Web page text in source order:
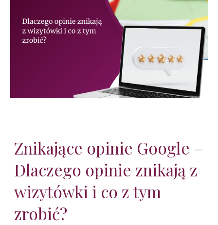
Znikające opinie Google –
Dlaczego opinie znikają z
wizytówki i co z tym
zrobić?